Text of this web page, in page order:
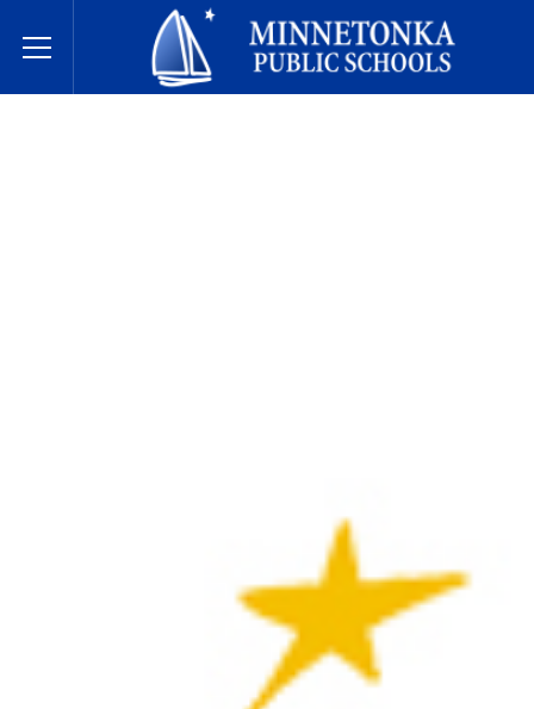
Toggle Menu
Hệ thống Trường Công lập Minnetonka